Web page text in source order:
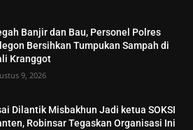
Banjir dan Bau, Personel Polres
Bersihkan Tumpukan Sampah di
Kranggot
9, 2026
Dilantik Misbakhun Jadi ketua SOKSI
Robinsar Tegaskan Organisasi Ini